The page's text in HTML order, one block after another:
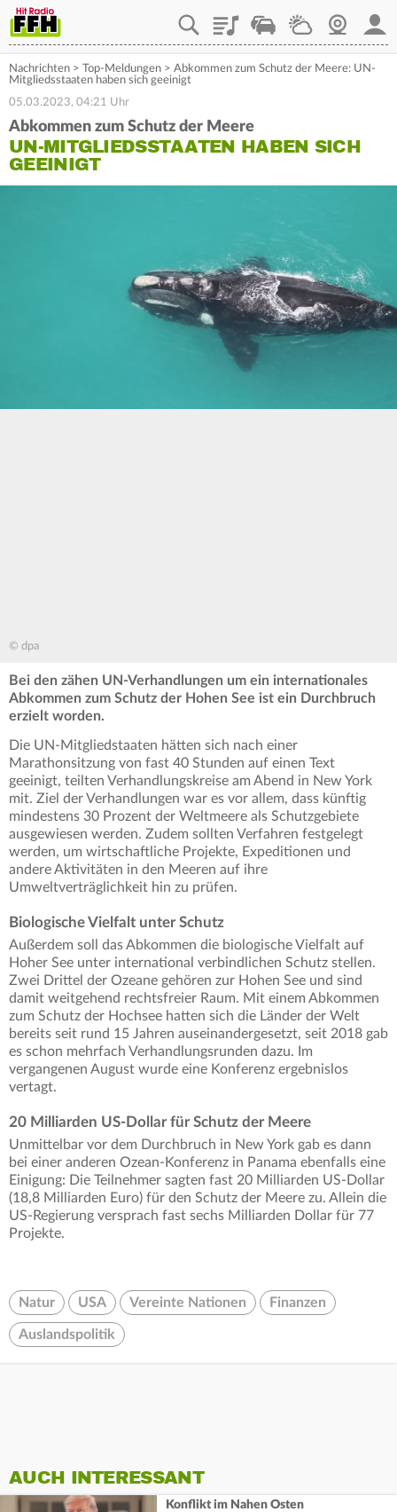
PlaylistStaupilotWetterWebcam
Nachrichten > Top-Meldungen > Abkommen zum Schutz der Meere: UN-
Mitgliedsstaaten haben sich geeinigt
05.03.2023, 04:21 Uhr
Abkommen zum Schutz der Meere
UN-MITGLIEDSSTAATEN HABEN SICH
GEEINIGT
© dpa
Bei den zähen UN-Verhandlungen um ein internationales
Abkommen zum Schutz der Hohen See ist ein Durchbruch
erzielt worden.
Die UN-Mitgliedstaaten hätten sich nach einer
Marathonsitzung von fast 40 Stunden auf einen Text
geeinigt, teilten Verhandlungskreise am Abend in New York
mit. Ziel der Verhandlungen war es vor allem, dass künftig
mindestens 30 Prozent der Weltmeere als Schutzgebiete
ausgewiesen werden. Zudem sollten Verfahren festgelegt
werden, um wirtschaftliche Projekte, Expeditionen und
andere Aktivitäten in den Meeren auf ihre
Umweltverträglichkeit hin zu prüfen.
Biologische Vielfalt unter Schutz
Außerdem soll das Abkommen die biologische Vielfalt auf
Hoher See unter international verbindlichen Schutz stellen.
Zwei Drittel der Ozeane gehören zur Hohen See und sind
damit weitgehend rechtsfreier Raum. Mit einem Abkommen
zum Schutz der Hochsee hatten sich die Länder der Welt
bereits seit rund 15 Jahren auseinandergesetzt, seit 2018 gab
es schon mehrfach Verhandlungsrunden dazu. Im
vergangenen August wurde eine Konferenz ergebnislos
vertagt.
20 Milliarden US-Dollar für Schutz der Meere
Unmittelbar vor dem Durchbruch in New York gab es dann
bei einer anderen Ozean-Konferenz in Panama ebenfalls eine
Einigung: Die Teilnehmer sagten fast 20 Milliarden US-Dollar
(18,8 Milliarden Euro) für den Schutz der Meere zu. Allein die
US-Regierung versprach fast sechs Milliarden Dollar für 77
Projekte.
Natur USA Vereinte Nationen Finanzen
Auslandspolitik
AUCH INTERESSANT
Konflikt im Nahen Osten